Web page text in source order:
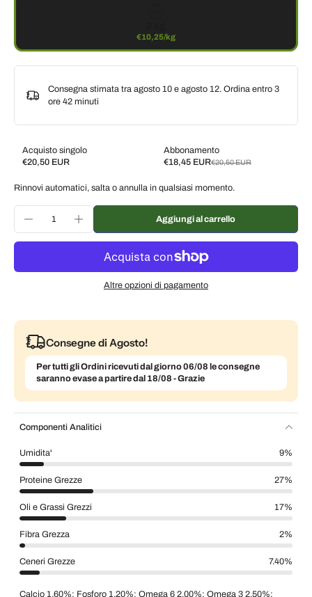
€10,25/kg
Consegna stimata tra agosto 10 e agosto 12. Ordina entro 3
ore 42 minuti
Acquisto singolo
€20,50 EUR
Abbonamento
€18,45 EUR€20,50 EUR
Subscribe and save
Consegna ogni 3 settimane, 7% di sconto
Consegna ogni mese, 5% di sconto
€19,48 EUR
Rinnovi automatici, salta o annulla in qualsiasi momento.
Aggiungi al carrello
Altre opzioni di pagamento
Consegne di Agosto!
Per tutti gli Ordini ricevuti dal giorno 06/08 le consegne
saranno evase a partire dal 18/08 - Grazie
Componenti Analitici
Umidita' 9%
Proteine Grezze 27%
Oli e Grassi Grezzi 17%
Fibra Grezza 2%
Ceneri Grezze 7.40%
Calcio 1.60%; Fosforo 1.20%; Omega 6 2.00%; Omega 3 2.50%;